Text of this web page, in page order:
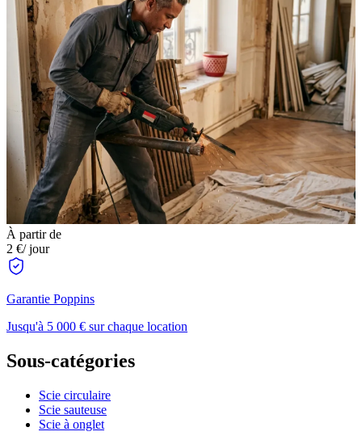
À partir de
2 €/ jour
Garantie Poppins
Jusqu'à 5 000 € sur chaque location
Sous-catégories
Scie circulaire
Scie sauteuse
Scie à onglet